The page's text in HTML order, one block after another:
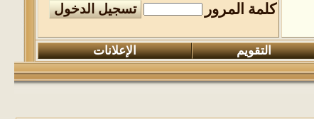
كلمة المرور
التقويم الإعلانات